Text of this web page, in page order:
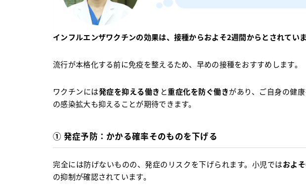
インフルエンザワクチンの効果は、接種からおよそ2週間からとされていま
流行が本格化する前に免疫を整えるため、早めの接種をおすすめします。
ワクチンには発症を抑える働き と重症化を防ぐ働きがあり、ご自身の健
の感染拡大も抑えることが期待できます。
① 発症予防：かかる確率そのものを下げる
完全には防げないものの、発症のリスクを下げられます。小児ではおよ
の抑制が確認されています。